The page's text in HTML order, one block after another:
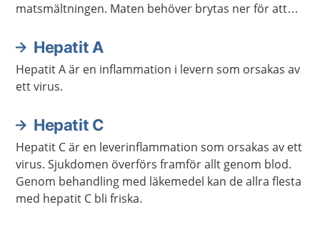
matsmältningen. Maten behöver brytas ner för att
innehåller.
Hepatit A
Hepatit A är en inflammation i levern som orsakas av
ett virus.
Hepatit C
Hepatit C är en leverinflammation som orsakas av ett
virus. Sjukdomen överförs framför allt genom blod.
Genom behandling med läkemedel kan de allra flesta
med hepatit C bli friska.